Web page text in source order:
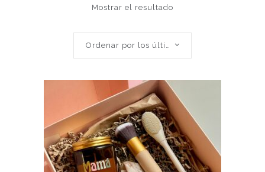
Mostrar el resultado
Ordenar por los últimos